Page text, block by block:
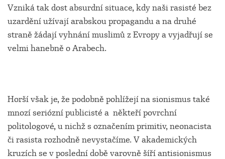
Vzniká tak dost absurdní situace, kdy naši rasisté bez
uzardění užívají arabskou propagandu a na druhé
straně žádají vyhnání muslimů z Evropy a vyjadřují se
velmi hanebně o Arabech.
Horší však je, že podobně pohlížejí na sionismus také
mnozí seriózní publicisté a někteří povrchní
politologové, u nichž s označením primitiv, neonacista
či rasista rozhodně nevystačíme. V akademických
kruzích se v poslední době varovně šíří antisionismus